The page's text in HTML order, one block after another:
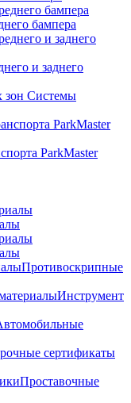
бампера
и заднего
Системы
ParkMaster
Противоскрипные
Инструмент
сертификаты
Проставочные